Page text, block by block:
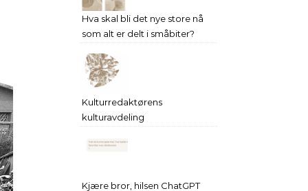
Hva skal bli det nye store nå
som alt er delt i småbiter?
Kulturredaktørens
kulturavdeling
Kjære bror, hilsen ChatGPT